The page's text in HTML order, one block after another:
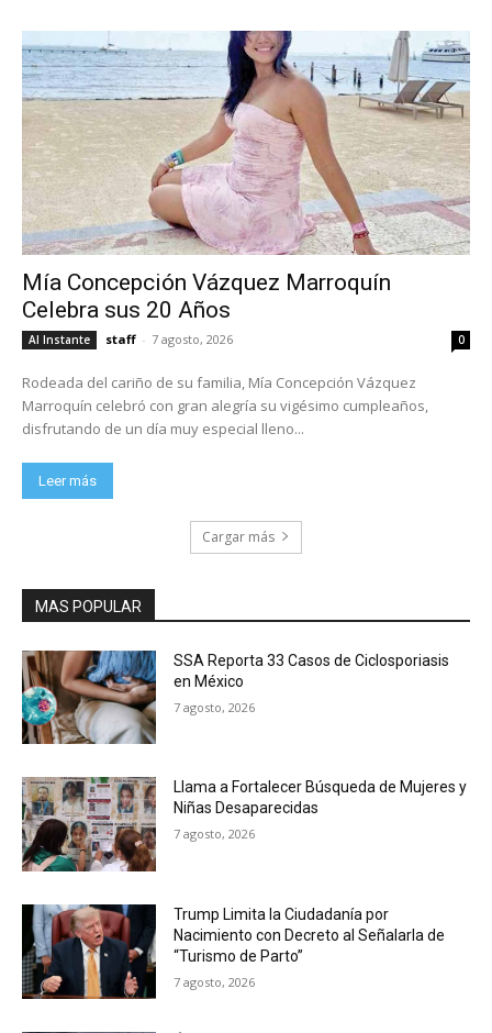
Mía Concepción Vázquez Marroquín
Celebra sus 20 Años
Al Instante staff - 7 agosto, 2026 0
Rodeada del cariño de su familia, Mía Concepción Vázquez
Marroquín celebró con gran alegría su vigésimo cumpleaños,
disfrutando de un día muy especial lleno...
Leer más
Cargar más
MAS POPULAR
SSA Reporta 33 Casos de Ciclosporiasis
en México
7 agosto, 2026
Llama a Fortalecer Búsqueda de Mujeres y
Niñas Desaparecidas
7 agosto, 2026
Trump Limita la Ciudadanía por
Nacimiento con Decreto al Señalarla de
“Turismo de Parto”
7 agosto, 2026